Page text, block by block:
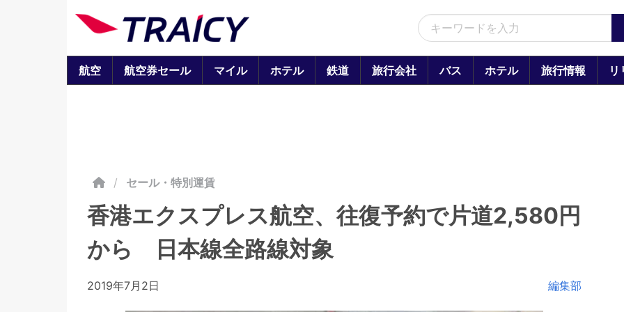
航空 航空券セール マイル ホテル 鉄道 旅行会社 バス ホテル 旅行情報 リ
/ セール・特別運賃
香港エクスプレス航空、往復予約で片道2,580円
から 日本線全路線対象
2019年7月2日 編集部